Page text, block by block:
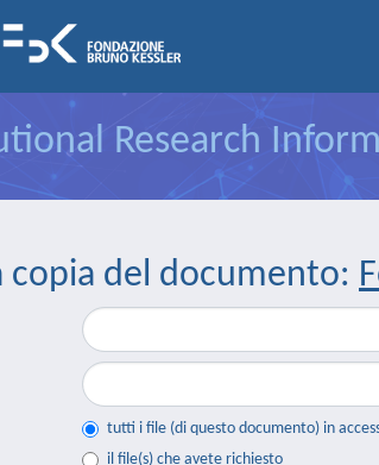
Research
copia del documento:
tutti i file (di questo documento) in
il file(s) che avete richiesto